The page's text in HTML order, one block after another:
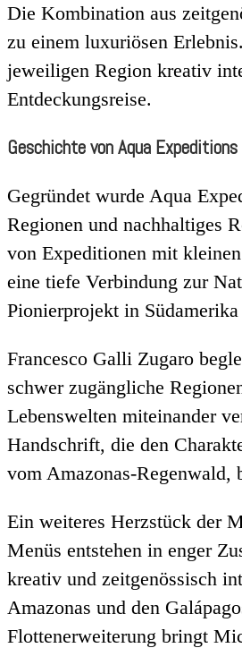
Die Kombination aus
zu einem luxuriösen
jeweiligen Region kreativ
Entdeckungsreise.
Geschichte von Aqua Expeditions
Gegründet wurde Aqua
Regionen und nachhaltiges
von Expeditionen mit
eine tiefe Verbindung zur
Pionierprojekt in
Francesco Galli Zugaro
schwer zugängliche
Lebenswelten miteinander
Handschrift, die den
vom Amazonas-Regenwald,
Ein weiteres Herzstück der
Menüs entstehen in enger
kreativ und zeitgenössisch
Amazonas und den
Flottenerweiterung bringt